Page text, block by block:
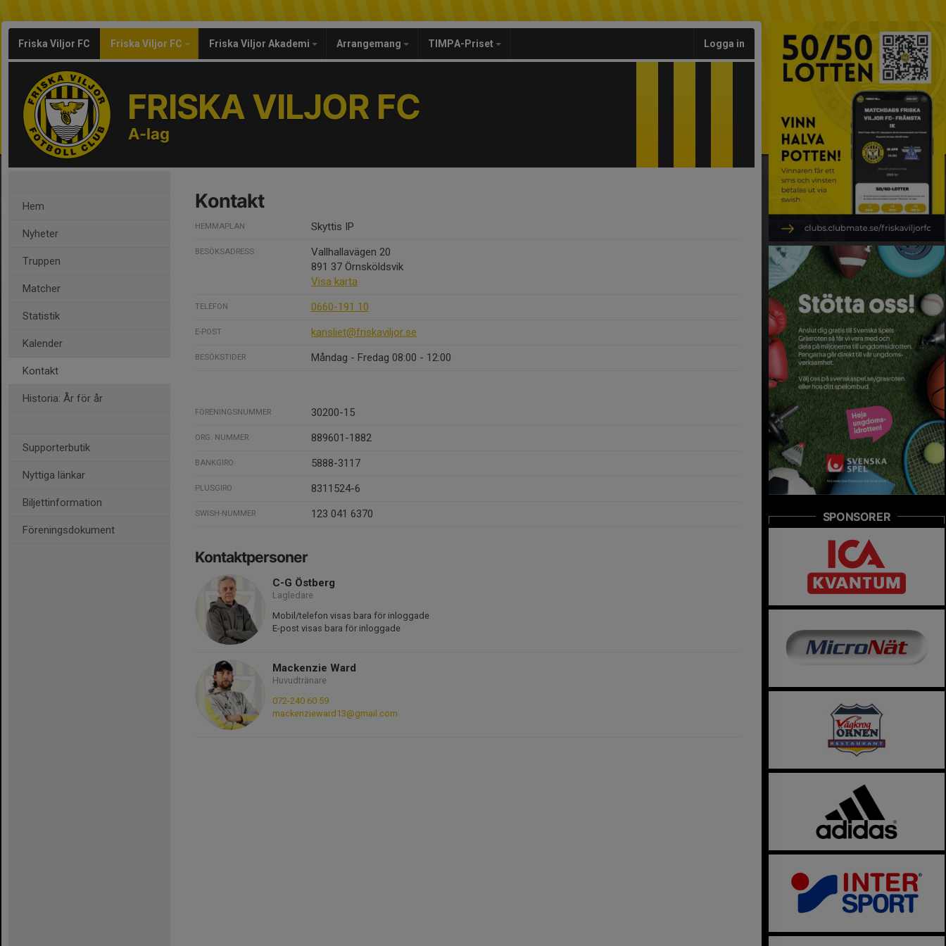
Friska Viljor FC Friska Viljor FC Friska Viljor Akademi Arrangemang TIMPA-Priset Logga in
FRISKA VILJOR FC
A-lag
Hem
Nyheter
Truppen
Matcher
Statistik
Kalender
Kontakt
Historia: År för år
Supporterbutik
Nyttiga länkar
Biljettinformation
Föreningsdokument
Kontakt
HEMMAPLAN Skyttis IP
BESÖKSADRESS
Vallhallavägen 20
891 37 Örnsköldsvik
Visa karta
TELEFON 0660-191 10
E-POST kansliet@friskaviljor.se
BESÖKSTIDER Måndag - Fredag 08:00 - 12:00
FÖRENINGSNUMMER 30200-15
ORG. NUMMER 889601-1882
BANKGIRO 5888-3117
PLUSGIRO 8311524-6
SWISH-NUMMER 123 041 6370
Kontaktpersoner
C-G Östberg
Lagledare
Mobil/telefon visas bara för inloggade
E-post visas bara för inloggade
Mackenzie Ward
Huvudtränare
072-240 60 59
mackenzieward13@gmail.com
SPONSORER